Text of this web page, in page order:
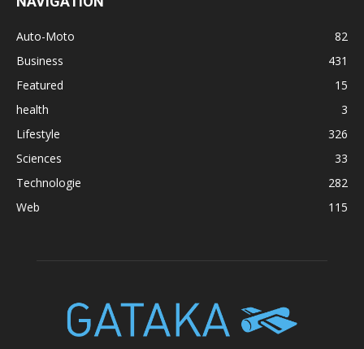
Auto-Moto
82
Business
431
Featured
15
health
3
Lifestyle
326
Sciences
33
Technologie
282
Web
115